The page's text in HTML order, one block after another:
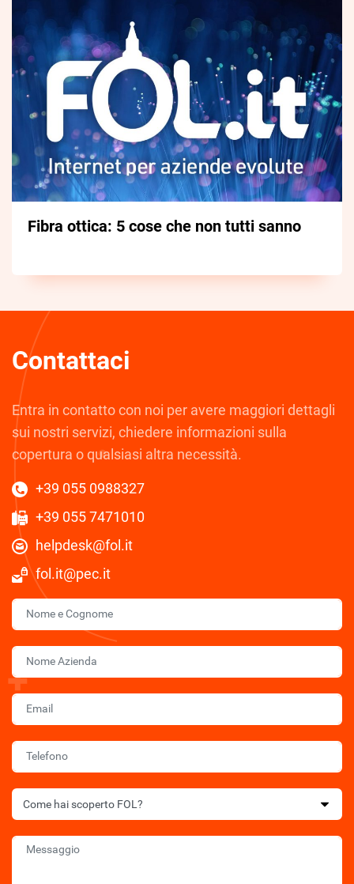
Fibra ottica: 5 cose che non tutti sanno
Contattaci
Entra in contatto con noi per avere maggiori dettagli
sui nostri servizi, chiedere informazioni sulla
copertura o qualsiasi altra necessità.
+39 055 0988327
+39 055 7471010
helpdesk@fol.it
fol.it@pec.it